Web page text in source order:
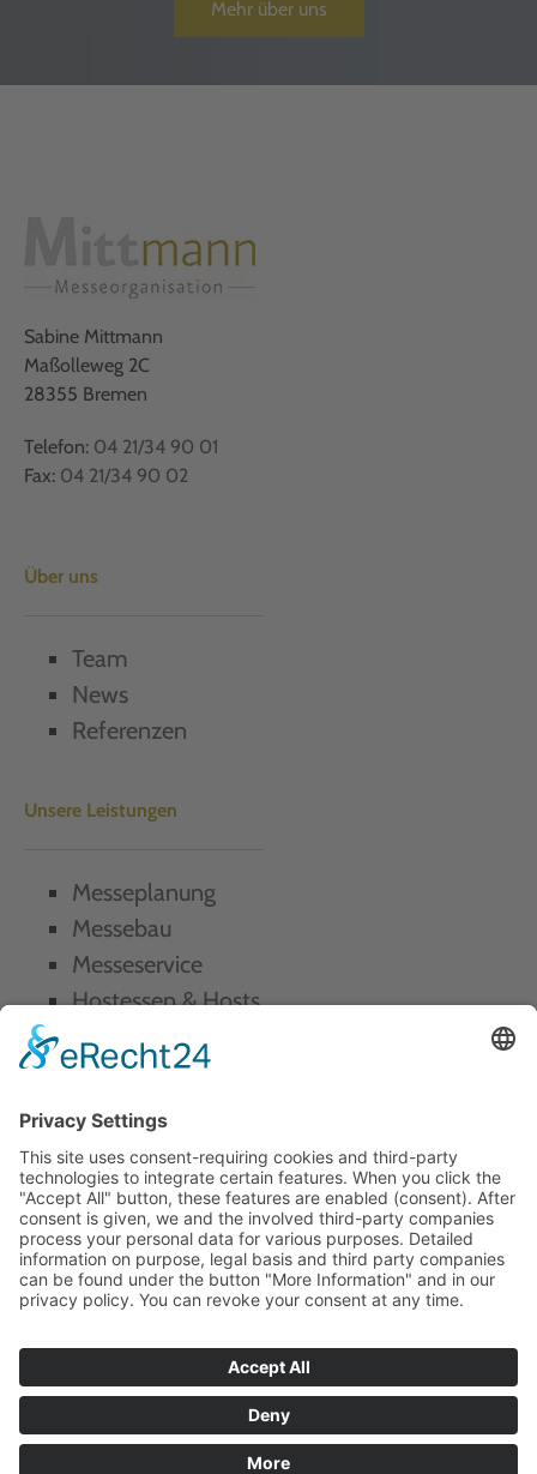
Mehr über uns
Sabine Mittmann
Maßolleweg 2C
28355 Bremen
Telefon: 04 21/34 90 01
Fax: 04 21/34 90 02
Über uns
Team
News
Referenzen
Unsere Leistungen
Messeplanung
Messebau
Messeservice
Hostessen & Hosts
Catering
Promotion
Jobs
Bewerbungsformular
Mitarbeiter
IMPRESSUM